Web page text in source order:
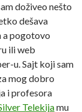
doživeo nešto
dešava
a pogotovo
ili web
u. Sajt koji sam
mog dobro
i profesora
Telekijamu